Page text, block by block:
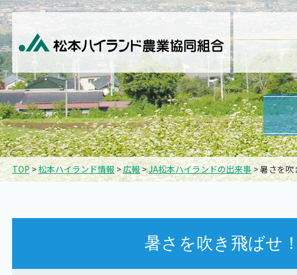
TOP>松本ハイランド情報>広報>JA松本ハイランドの出来事> 暑さを
暑さを吹き飛ばせ